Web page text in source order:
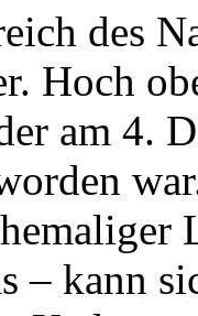
des
Hoch
am 4.
– kann